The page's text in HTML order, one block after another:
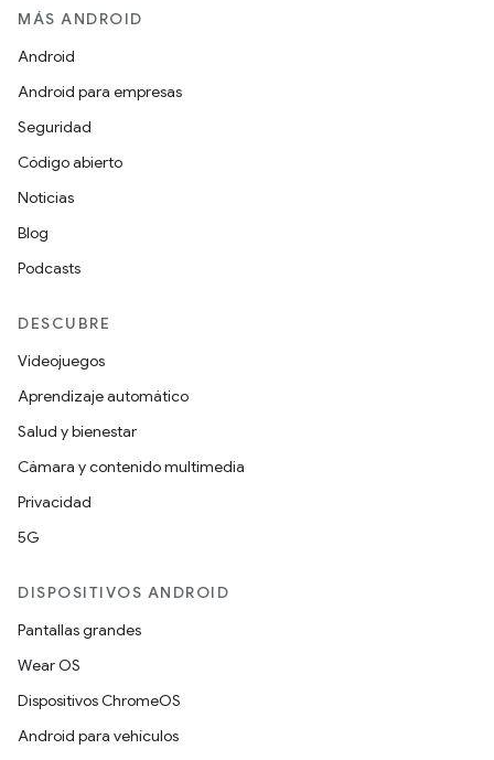
MÁS ANDROID
Android
Android para empresas
Seguridad
Código abierto
Noticias
Blog
Podcasts
DESCUBRE
Videojuegos
Aprendizaje automático
Salud y bienestar
Cámara y contenido multimedia
Privacidad
5G
DISPOSITIVOS ANDROID
Pantallas grandes
Wear OS
Dispositivos ChromeOS
Android para vehículos